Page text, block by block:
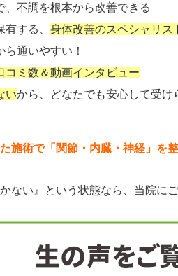
、不調を根本から改善できる
する、 身体改善のスペシャリス
ら通いやすい！
コミ数＆動画インタビュー
いから、どなたでも安心して受け
施術で「関節・内臓・神経」を
ない』という状態なら、当院に